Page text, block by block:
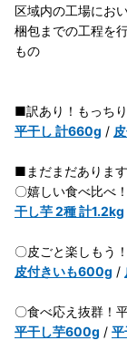
区域内の工場にお
梱包までの工程を
もの
■訳あり！もっち
平干し 計660g /
■まだまだありま
〇嬉しい食べ比べ！
干し芋 2種 計1.2kg
〇皮ごと楽しもう！
皮付きいも600g /
〇食べ応え抜群！
平干し芋600g /